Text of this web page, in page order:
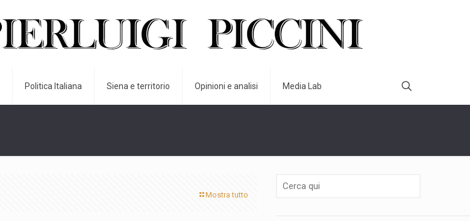
Politica Italiana Siena e territorio Opinioni e analisi Media Lab
Mostra tutto